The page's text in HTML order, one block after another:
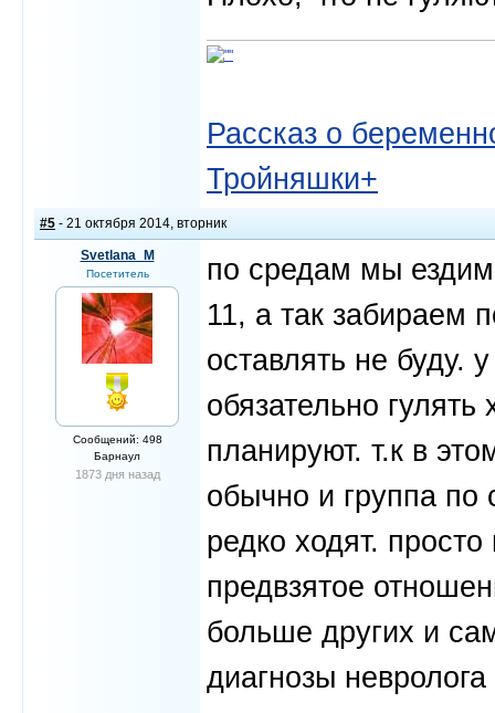
Рассказ о
Тройняшки+
#5 - 21 октября 2014, вторник
Svetlana_M
Посетитель
Сообщений: 498
Барнаул
1873 дня назад
по средам мы ездим
11, а так забираем
оставлять не буду.
обязательно
планируют. т.к в
обычно и группа по
редко ходят.
предвзятое
больше других и
диагнозы